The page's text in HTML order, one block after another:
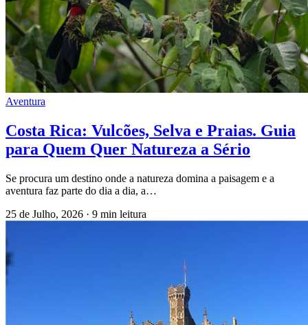
Aventura
Costa Rica: Vulcões, Selva e Praias. Guia
para Quem Quer Natureza a Sério
Se procura um destino onde a natureza domina a paisagem e a
aventura faz parte do dia a dia, a…
25 de Julho, 2026 · 9 min leitura